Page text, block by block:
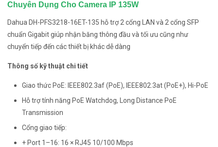
Chuyên Dụng Cho Camera IP 135W
Dahua DH-PFS3218-16ET-135 hỗ trợ 2 cổng LAN và 2 cổng SFP
chuẩn Gigabit giúp nhận băng thông đầu và tối ưu cũng như
chuyển tiếp đến các thiết bị khác dễ dàng
Thông số kỹ thuật chi tiết
Giao thức PoE: IEEE802.3af (PoE), IEEE802.3at (PoE+), Hi-PoE
Hỗ trợ tính năng PoE Watchdog, Long Distance PoE
Transmission
Cổng giao tiếp:
+ Port 1–16: 16 × RJ45 10/100 Mbps